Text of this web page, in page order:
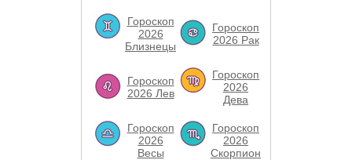
Гороскоп
2026
Близнецы
Гороскоп
2026 Рак
Гороскоп
2026 Лев
Гороскоп
2026
Дева
Гороскоп
2026
Весы
Гороскоп
2026
Скорпион